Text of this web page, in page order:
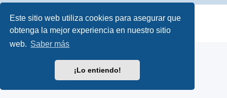
Este sitio web utiliza cookies para asegurar que
obtenga la mejor experiencia en nuestro sitio
web. Saber más
¡Lo entiendo!
Desarrollado por phpBB ® Forum Software © phpBB Limited
Traducción al español por
phpBB España
Privacidad|Condiciones